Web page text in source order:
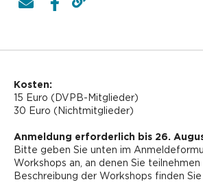
Kosten:
15 Euro (DVPB-Mitglieder)
30 Euro (Nichtmitglieder)
Anmeldung erforderlich bis 26.
Bitte geben Sie unten im
Workshops an, an denen Sie
Beschreibung der Workshops finden